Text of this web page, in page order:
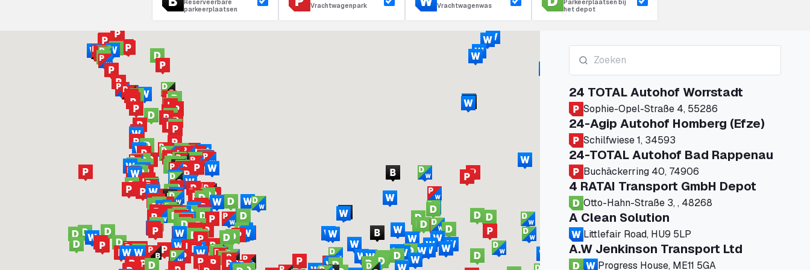
Reserveerbare
parkeerplaatsen
Vrachtwagenpark Vrachtwagenwas
Parkeerplaatsen bij
het depot
24 TOTAL Autohof Worrstadt
Sophie-Opel-Straße 4, 55286
24-Agip Autohof Homberg (Efze)
Schilfwiese 1, 34593
24-TOTAL Autohof Bad Rappenau
Buchäckerring 40, 74906
4 RATAI Transport GmbH Depot
Otto-Hahn-Straße 3, , 48268
A Clean Solution
Littlefair Road, HU9 5LP
A.W Jenkinson Transport Ltd
Progress House, ME11 5GA